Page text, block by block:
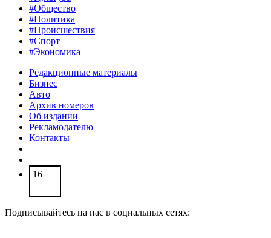
#Общество
#Политика
#Происшествия
#Спорт
#Экономика
Редакционные материалы
Бизнес
Авто
Архив номеров
Об издании
Рекламодателю
Контакты
16+
Подписывайтесь на нас в социальных сетях: